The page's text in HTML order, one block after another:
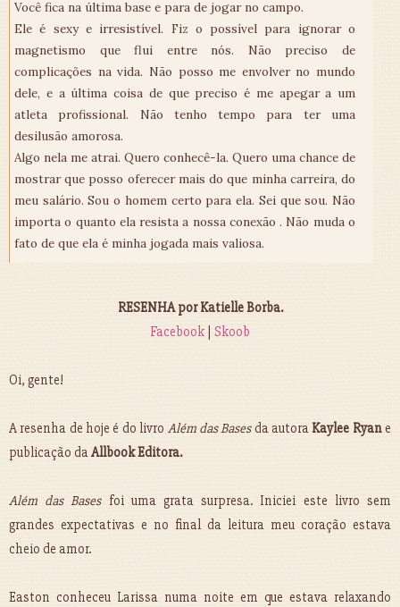
Você fica na última base e para de jogar no campo.
Ele é sexy e irresistível. Fiz o possível para ignorar o
magnetismo que flui entre nós. Não preciso de
complicações na vida. Não posso me envolver no mundo
dele, e a última coisa de que preciso é me apegar a um
atleta profissional. Não tenho tempo para ter uma
desilusão amorosa.
Algo nela me atrai. Quero conhecê-la. Quero uma chance de
mostrar que posso oferecer mais do que minha carreira, do
meu salário. Sou o homem certo para ela. Sei que sou. Não
importa o quanto ela resista a nossa conexão . Não muda o
fato de que ela é minha jogada mais valiosa.
RESENHA por Katielle Borba.
Facebook|Skoob
Oi, gente!
A resenha de hoje é do livroAlém das Basesda autoraKaylee Ryane
publicação daAllbook Editora.
Além das Basesfoi uma grata surpresa. Iniciei este livro sem
grandes expectativas e no final da leitura meu coração estava
cheio de amor.
Easton conheceu Larissa numa noite em que estava relaxando